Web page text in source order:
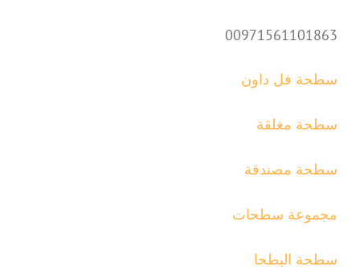
00971561101863
سطحة فل داون
سطحة مغلقة
سطحة مصندقة
مجموعة سطحات
سطحة البطحا